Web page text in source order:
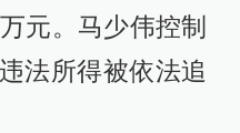
元。马少伟控制
法所得被依法追